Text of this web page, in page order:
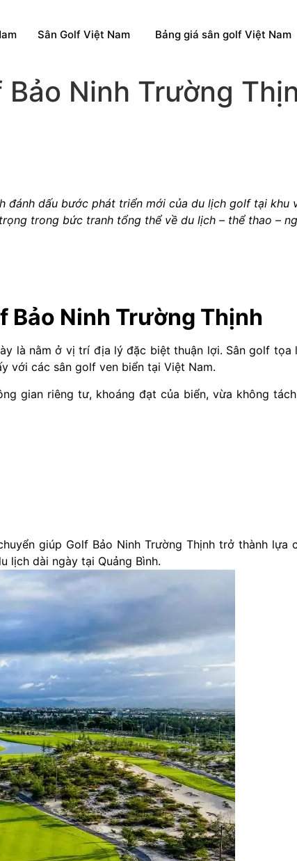
Sân Golf Việt Nam Bảng giá sân golf Việt Nam
Ninh Trường
đánh dấu bước phát triển mới của du lịch golf tại khu
trong bức tranh tổng thể về du lịch – thể thao –
Bảo Ninh Trường Thịnh
là nằm ở vị trí địa lý đặc biệt thuận lợi. Sân golf tọa
với các sân golf ven biển tại Việt Nam.
gian riêng tư, khoáng đạt của biển, vừa không
giúp Golf Bảo Ninh Trường Thịnh trở thành
lịch dài ngày tại Quảng Bình.